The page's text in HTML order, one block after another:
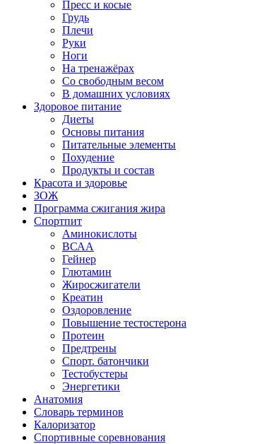
Пресс и косые
Грудь
Плечи
Руки
Ноги
На тренажёрах
Со свободным весом
В домашних условиях
Здоровое питание
Диеты
Основы питания
Питательные элементы
Похудение
Продукты и состав
Красота и здоровье
ЗОЖ
Программа сжигания жира
Спортпит
Аминокислоты
ВСАА
Гейнер
Глютамин
Жиросжигатели
Креатин
Оздоровление
Повышение тестостерона
Протеин
Предтрены
Спорт. батончики
Тестобустеры
Энергетики
Анатомия
Словарь терминов
Калоризатор
Спортивные соревнования